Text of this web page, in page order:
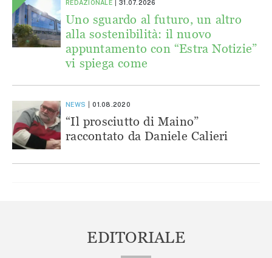
REDAZIONALE 31.07.2026
Uno sguardo al futuro, un altro
alla sostenibilità: il nuovo
appuntamento con “Estra Notizie”
vi spiega come
NEWS 01.08.2020
“Il prosciutto di Maino”
raccontato da Daniele Calieri
EDITORIALE